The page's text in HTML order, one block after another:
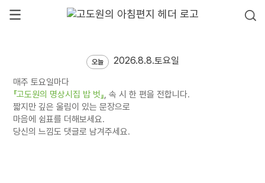
오늘 2026.8.8.토요일
매주 토요일마다
『고도원의 명상시집 밥 벗』, 속 시 한 편을 전합니다.
짧지만 깊은 울림이 있는 문장으로
마음에 쉼표를 더해보세요.
당신의 느낌도 댓글로 남겨주세요.